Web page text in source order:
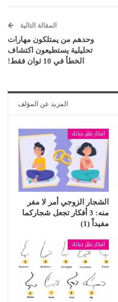
المقالة التالية
وحدهم من يمتلكون مهارات
تحليلية يستطيعون اكتشاف
الخطأ في 10 ثوان فقط!
المزيد عن المؤلف
أفكار تغيّر حياتك
الشجار الزوجي أمر لا مفر
منه: 3 أفكار تجعل شجاركما
مفيداً (1)
أفكار تغيّر حياتك